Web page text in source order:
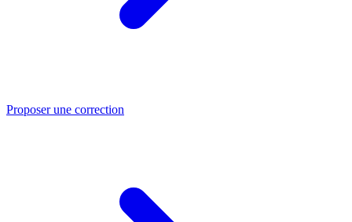
Proposer une correction